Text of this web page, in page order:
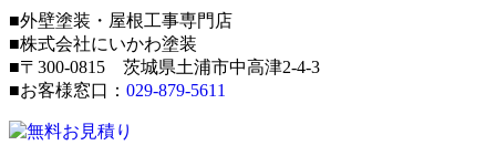
■外壁塗装・屋根工事専門店
■株式会社にいかわ塗装
■〒300-0815 茨城県土浦市中高津2-4-3
■お客様窓口： 029-879-5611